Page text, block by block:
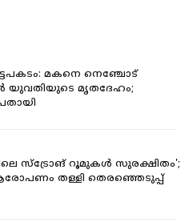
മകനെ നെഞ്ചോട്
യുവതിയുടെ മൃതദേഹം;
സ്ട്രോങ് റൂമുകൾ സുരക്ഷിതം';
തള്ളി തെരഞ്ഞെടുപ്പ്